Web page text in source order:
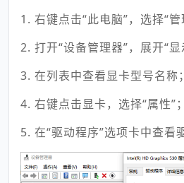
1. 右键点击“此电脑”，选择“管
2. 打开“设备管理器”，展开“显
3. 在列表中查看显卡型号名称；
4. 右键点击显卡，选择“属性”；
5. 在“驱动程序”选项卡中查看